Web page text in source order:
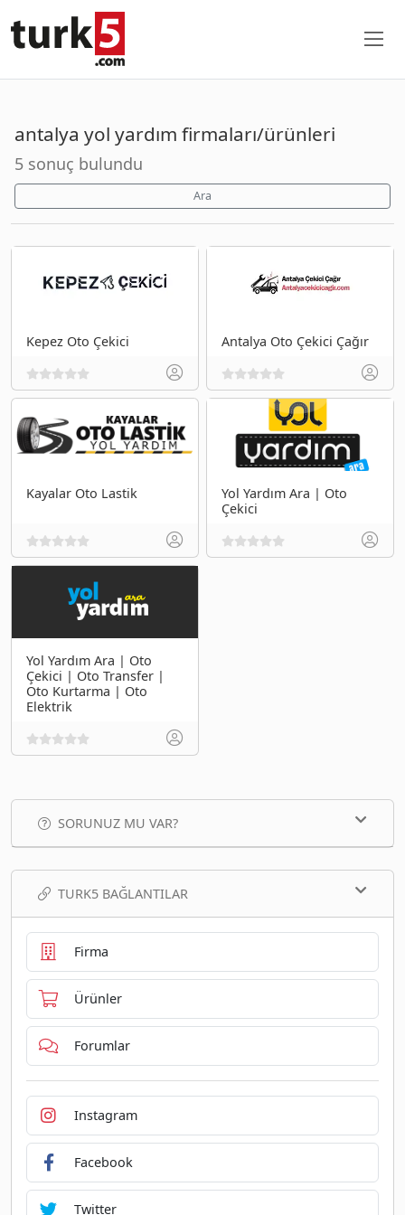
antalya yol yardım firmaları/ürünleri
5 sonuç bulundu
Ara
Kepez Oto Çekici Antalya Oto Çekici Çağır
Kayalar Oto Lastik
Yol Yardım Ara | Oto
Çekici
Yol Yardım Ara | Oto
Çekici | Oto Transfer |
Oto Kurtarma | Oto
Elektrik
SORUNUZ MU VAR?
TURK5 BAĞLANTILAR
Firma
Ürünler
Forumlar
Instagram
Facebook
Twitter